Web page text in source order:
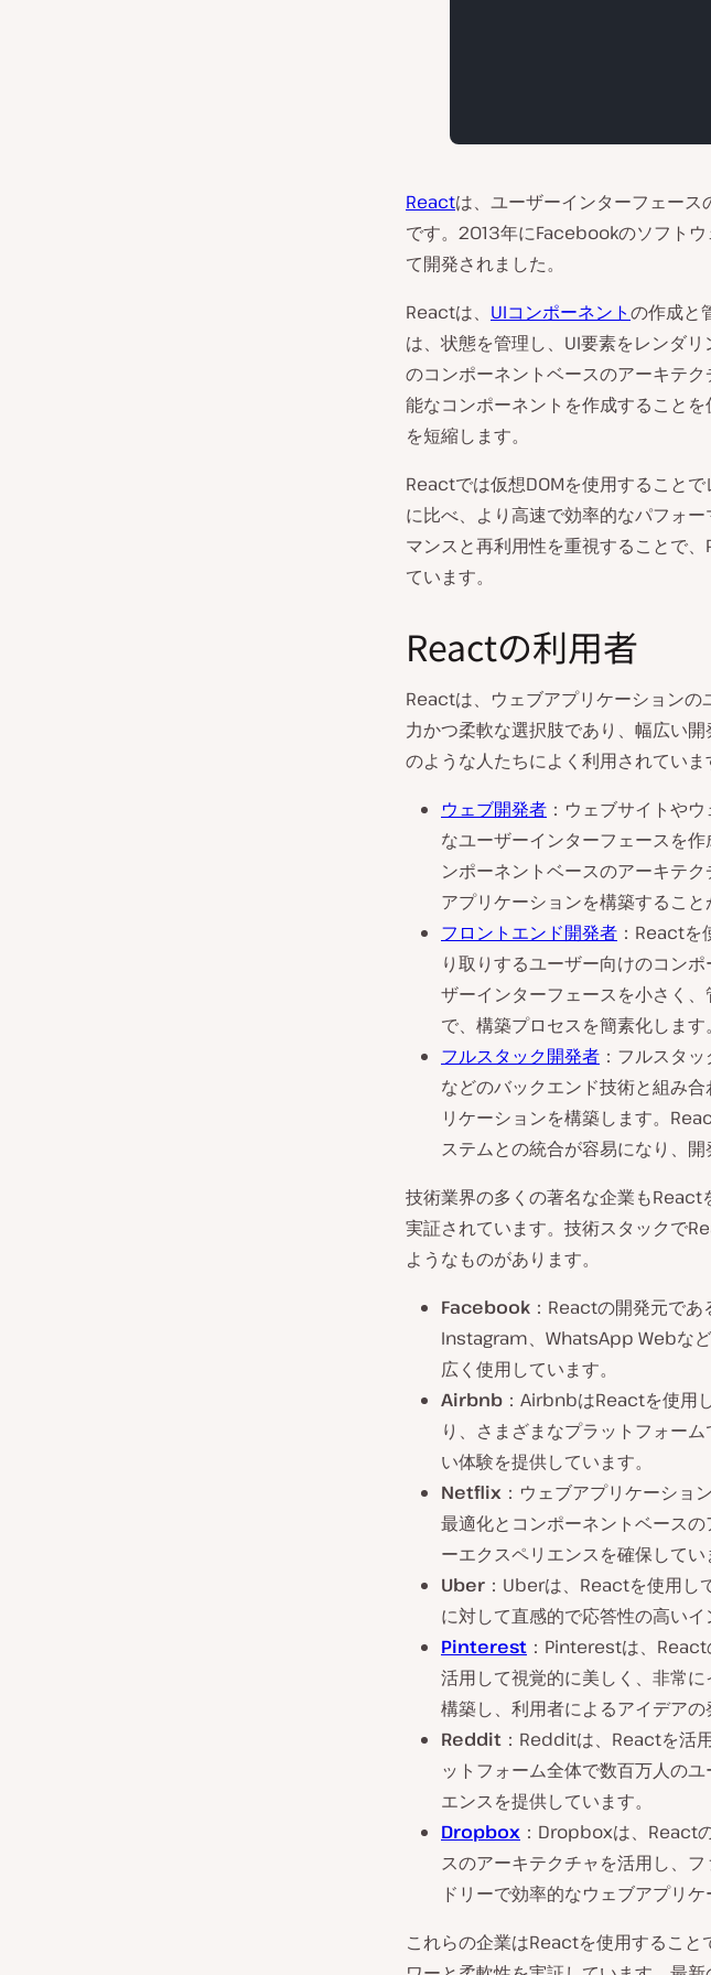
Reactは、ユーザーインターフェース
です。2013年にFacebookのソフトウ
て開発されました。
Reactは、 UIコンポーネントの作成と
は、状態を管理し、UI要素をレンダ
のコンポーネントベースのアーキテ
能なコンポーネントを作成すること
を短縮します。
Reactでは仮想DOMを使用すること
に比べ、より高速で効率的なパフォ
マンスと再利用性を重視することで
ています。
Reactの利用者
Reactは、ウェブアプリケーション
力かつ柔軟な選択肢であり、幅広い
のような人たちによく利用されていま
ウェブ開発者 ：ウェブサイトや
なユーザーインターフェースを
ンポーネントベースのアーキテ
アプリケーションを構築すること
フロントエンド開発者 ：Reactを
り取りするユーザー向けのコン
ザーインターフェースを小さく
で、構築プロセスを簡素化します。
フルスタック開発者 ：フルスタッ
などのバックエンド技術と組み
リケーションを構築します。
ステムとの統合が容易になり、開
技術業界の多くの著名な企業も
実証されています。技術スタックで
ようなものがあります。
Facebook ：Reactの開発元で
Instagram、WhatsApp Webな
広く使用しています。
Airbnb ：AirbnbはReactを使用
り、さまざまなプラットフォー
い体験を提供しています。
Netflix ：ウェブアプリケーショ
最適化とコンポーネントベース
ーエクスペリエンスを確保してい
Uber ：Uberは、Reactを使用し
に対して直感的で応答性の高いイ
Pinterest ：Pinterestは、
活用して視覚的に美しく、非常
構築し、利用者によるアイデアの
Reddit ：Redditは、Reactを活
ットフォーム全体で数百万人の
エンスを提供しています。
Dropbox ：Dropboxは、React
スのアーキテクチャを活用し、
ドリーで効率的なウェブアプリケ
これらの企業はReactを使用するこ